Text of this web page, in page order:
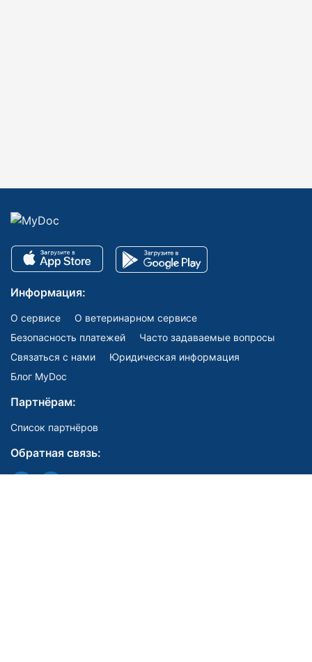
Информация:
О сервисе
О ветеринарном сервисе
Безопасность платежей
Часто задаваемые вопросы
Связаться с нами
Юридическая информация
Блог MyDoc
Партнёрам:
Список партнёров
Обратная связь: